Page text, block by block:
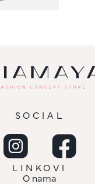
LINKOVI
O nama
SOCIAL